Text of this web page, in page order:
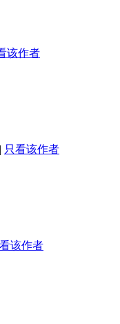
该作者
| 只看该作者
该作者